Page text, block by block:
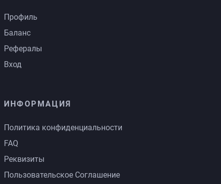
Профиль
Баланс
Рефералы
Вход
ИНФОРМАЦИЯ
Политика конфиденциальности
FAQ
Реквизиты
Пользовательское Соглашение